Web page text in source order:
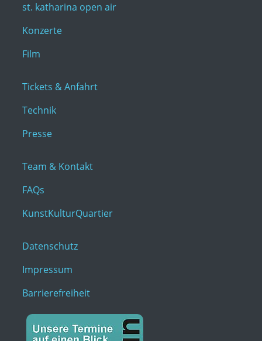
st. katharina open air
Konzerte
Film
Tickets & Anfahrt
Technik
Presse
Team & Kontakt
FAQs
KunstKulturQuartier
Datenschutz
Impressum
Barrierefreiheit